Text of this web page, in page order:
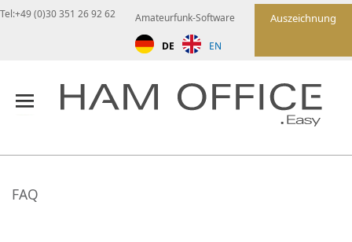
Auszeichnung
Amateurfunk-Software
DE EN
Tel:+49 (0)30 351 26 92 62
FAQ